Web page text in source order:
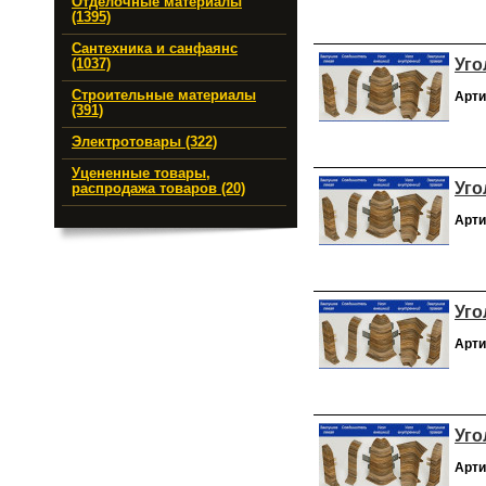
(1395)
Сантехника и санфаянс
(1037)
Строительные материалы
(391)
Электротовары (322)
Уцененные товары,
распродажа товаров (20)